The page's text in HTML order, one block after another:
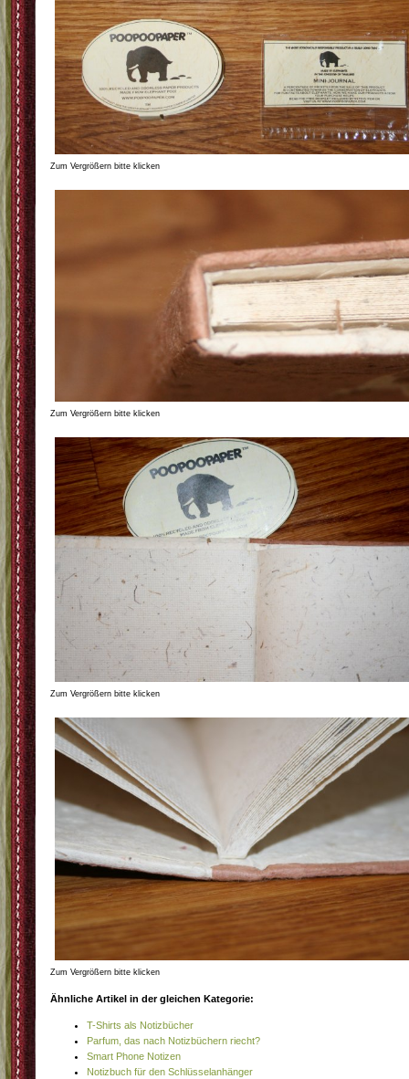
Zum Vergrößern bitte klicken
Zum Vergrößern bitte klicken
Zum Vergrößern bitte klicken
Zum Vergrößern bitte klicken
Ähnliche Artikel in der gleichen Kategorie:
T-Shirts als Notizbücher
Parfum, das nach Notizbüchern riecht?
Smart Phone Notizen
Notizbuch für den Schlüsselanhänger